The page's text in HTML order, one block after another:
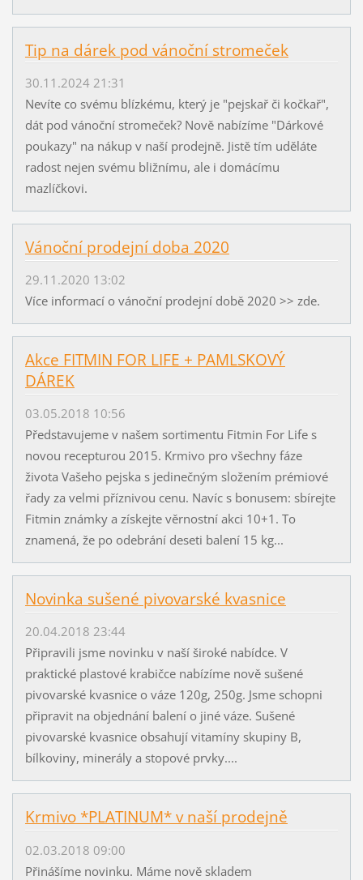
Tip na dárek pod vánoční stromeček
30.11.2024 21:31
Nevíte co svému blízkému, který je "pejskař či kočkař",
dát pod vánoční stromeček? Nově nabízíme "Dárkové
poukazy" na nákup v naší prodejně. Jistě tím uděláte
radost nejen svému bližnímu, ale i domácímu
mazlíčkovi.
Vánoční prodejní doba 2020
29.11.2020 13:02
Více informací o vánoční prodejní době 2020 >> zde.
Akce FITMIN FOR LIFE + PAMLSKOVÝ
DÁREK
03.05.2018 10:56
Představujeme v našem sortimentu Fitmin For Life s
novou recepturou 2015. Krmivo pro všechny fáze
života Vašeho pejska s jedinečným složením prémiové
řady za velmi příznivou cenu. Navíc s bonusem: sbírejte
Fitmin známky a získejte věrnostní akci 10+1. To
znamená, že po odebrání deseti balení 15 kg...
Novinka sušené pivovarské kvasnice
20.04.2018 23:44
Připravili jsme novinku v naší široké nabídce. V
praktické plastové krabičce nabízíme nově sušené
pivovarské kvasnice o váze 120g, 250g. Jsme schopni
připravit na objednání balení o jiné váze. Sušené
pivovarské kvasnice obsahují vitamíny skupiny B,
bílkoviny, minerály a stopové prvky....
Krmivo *PLATINUM* v naší prodejně
02.03.2018 09:00
Přinášíme novinku. Máme nově skladem